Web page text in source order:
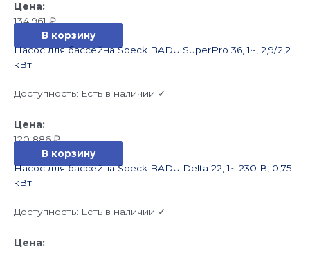
134 961₽
В корзину
Насос для бассейна Speck BADU SuperPro 36, 1~, 2,9/2,2
кВт
Доступность: Есть в наличии ✓
120 886₽
В корзину
Насос для бассейна Speck BADU Delta 22, 1~ 230 В, 0,75
кВт
Доступность: Есть в наличии ✓